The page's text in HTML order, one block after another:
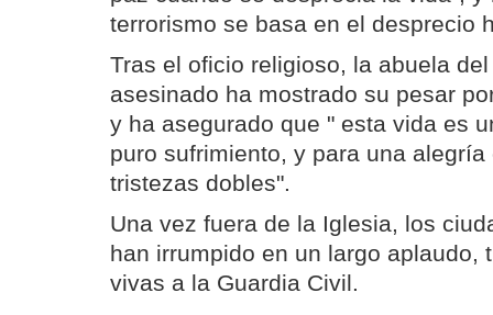
terrorismo se basa en el desprecio
Tras el oficio religioso, la abuela
asesinado ha mostrado su pesar
y ha asegurado que " esta vida es
puro sufrimiento, y para una
tristezas dobles".
Una vez fuera de la Iglesia, los
han irrumpido en un largo aplaudo,
vivas a la Guardia Civil.